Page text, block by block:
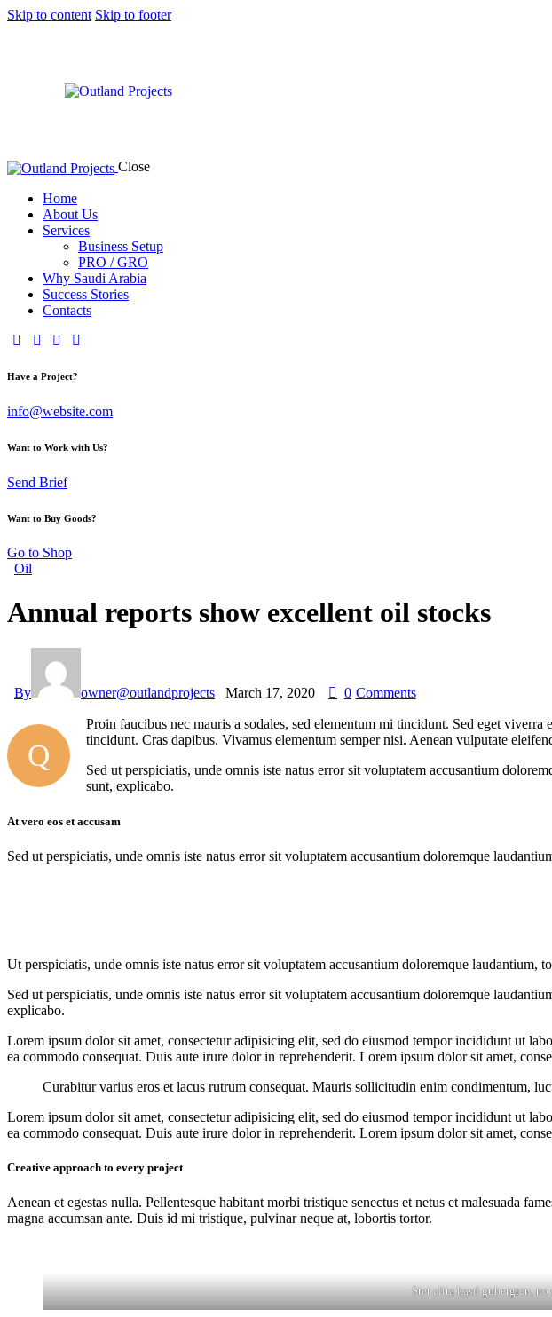
Skip to content Skip to footer
Close
Home
About Us
Services
Business Setup
PRO / GRO
Why Saudi Arabia
Success Stories
Contacts
Have a Project?
info@website.com
Want to Work with Us?
Send Brief
Want to Buy Goods?
Go to Shop
Oil
Annual reports show excellent oil stocks
By owner@outlandprojects March 17, 2020 0 Comments
Q
Proin faucibus nec mauris a sodales, sed elementum mi tincidunt. Sed eget
tincidunt. Cras dapibus. Vivamus elementum semper nisi. Aenean vulputate
Sed ut perspiciatis, unde omnis iste natus error sit voluptatem accusantium
sunt, explicabo.
At vero eos et accusam
Sed ut perspiciatis, unde omnis iste natus error sit voluptatem accusantium doloremque
Ut perspiciatis, unde omnis iste natus error sit voluptatem accusantium doloremque laudantium,
Sed ut perspiciatis, unde omnis iste natus error sit voluptatem accusantium doloremque
explicabo.
Lorem ipsum dolor sit amet, consectetur adipisicing elit, sed do eiusmod tempor incididunt ut
ea commodo consequat. Duis aute irure dolor in reprehenderit. Lorem ipsum dolor sit amet,
Curabitur varius eros et lacus rutrum consequat. Mauris sollicitudin enim condimentum,
Lorem ipsum dolor sit amet, consectetur adipisicing elit, sed do eiusmod tempor incididunt ut
ea commodo consequat. Duis aute irure dolor in reprehenderit. Lorem ipsum dolor sit amet,
Creative approach to every project
Aenean et egestas nulla. Pellentesque habitant morbi tristique senectus et netus et malesuada
magna accumsan ante. Duis id mi tristique, pulvinar neque at, lobortis tortor.
Stet clita kasd gubergren,